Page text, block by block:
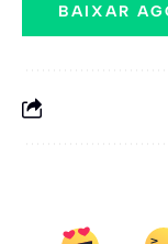
BAIXAR